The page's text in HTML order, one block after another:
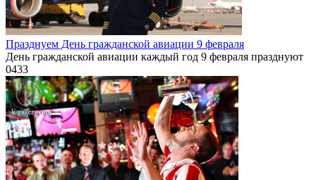
Празднуем День гражданской авиации 9 февраля
День гражданской авиации каждый год 9 февраля празднуют
0433